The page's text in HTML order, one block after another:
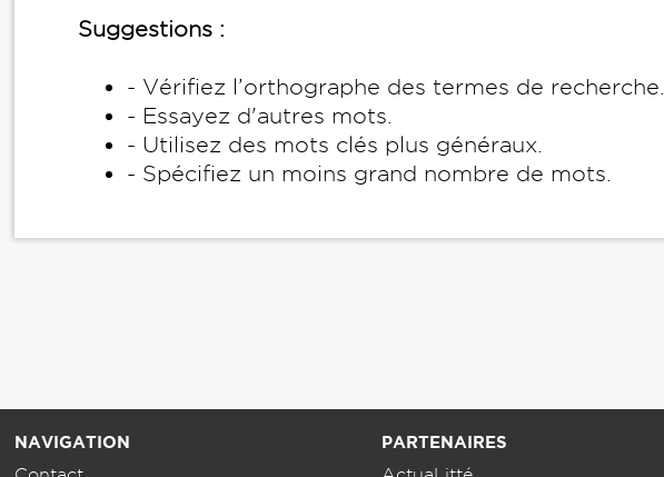
Suggestions :
- Vérifiez l’orthographe des termes de recherche.
- Essayez d'autres mots.
- Utilisez des mots clés plus généraux.
- Spécifiez un moins grand nombre de mots.
NAVIGATION
PARTENAIRES